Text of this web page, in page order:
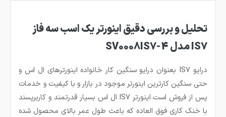
تحلیل و بررسی دقیق اینورتر یک اسب سه فاز
IS7 مدل SV0008IS7-4
درایو IS7 بعنوان درایو سنگین کار خانواده اینورترهای ال اس و
حتی سنگین کارترین اینورتر موجود در بازار و با کیفیت و خدمات
پس از فروش است.اینورتر IS7 ال اس بسیار قدرتمند و کاربرپسند
با خنک کاری فوق العاده که باعث طول عمر بالای محصول شده